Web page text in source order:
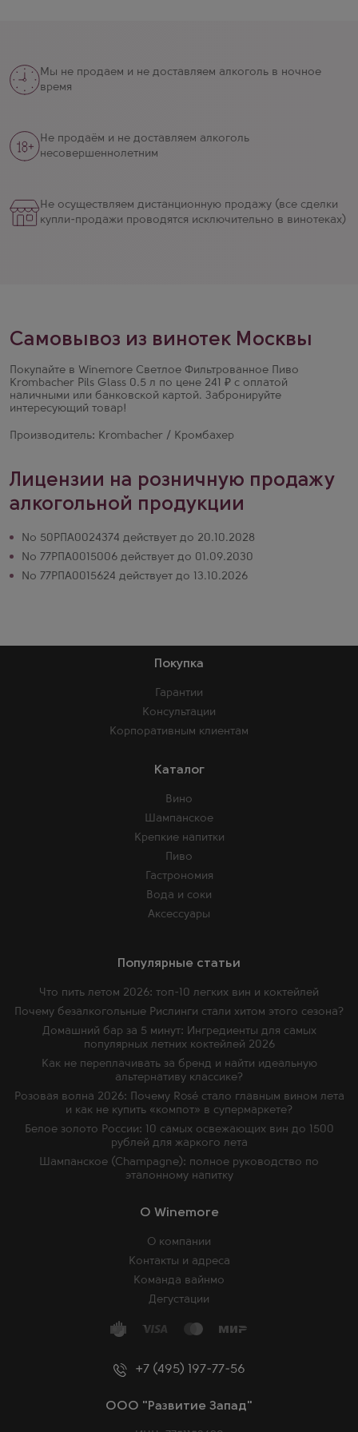
миллионов. С 2009 года Кромбахер является официальным
партнером немецкой футбольной лиги.
Мы не продаем и не доставляем алкоголь в ночное
время
Не продаём и не доставляем алкоголь
несовершеннолетним
Не осуществляем дистанционную продажу (все сделки
купли-продажи проводятся исключительно в винотеках)
Самовывоз из винотек Москвы
Покупайте в Winemore Светлое Фильтрованное Пиво
Krombacher Pils Glass 0.5 л по цене 241 ₽ с оплатой
наличными или банковской картой. Забронируйте
интересующий товар!
Производитель: Krombacher / Кромбахер
Лицензии на розничную продажу
алкогольной продукции
№ 50РПА0024374 действует до 20.10.2028
№ 77РПА0015006 действует до 01.09.2030
№ 77РПА0015624 действует до 13.10.2026
+7 (495) 197-77-56
ООО "Развитие Запад"
O Winemore
О компании
Контакты и адреса
Команда вайнмо
Дегустации
Покупка
Гарантии
Консультации
Корпоративным клиентам
Каталог
Вино
Шампанское
Крепкие напитки
Пиво
Гастрономия
Вода и соки
Аксессуары
Популярные статьи
Что пить летом 2026: топ-10 легких вин и коктейлей
Почему безалкогольные Рислинги стали хитом этого сезона?
Домашний бар за 5 минут: Ингредиенты для самых
популярных летних коктейлей 2026
Как не переплачивать за бренд и найти идеальную
альтернативу классике?
Розовая волна 2026: Почему Rosé стало главным вином лета
и как не купить «компот» в супермаркете?
Белое золото России: 10 самых освежающих вин до 1500
рублей для жаркого лета
Шампанское (Champagne): полное руководство по
эталонному напитку